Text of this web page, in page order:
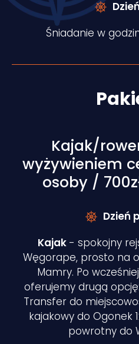
Śniadanie w
Kajak/
wyżywieniem
osoby /
Dzień
Kajak - spokojny
Węgorape, prosto na
Mamry. Po
oferujemy drugą
Transfer do
kajakowy do
powrotny do